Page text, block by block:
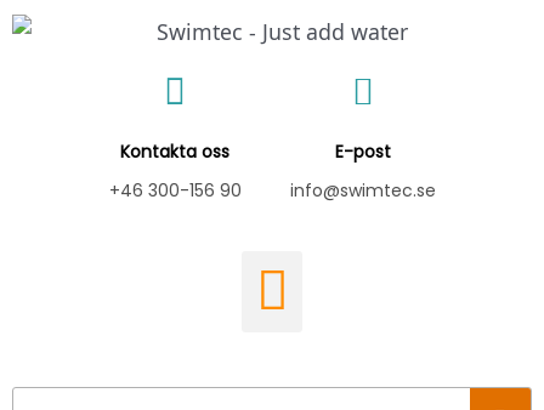
Hoppa
Kontakta oss
+46 300-156 90
E-post
info@swimtec.se